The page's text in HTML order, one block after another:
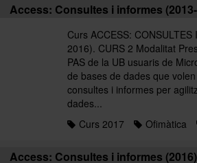
Access: Consultes i informes
Curs ACCESS:
2016). CURS 2 Modalitat
PAS de la UB usuaris de
de bases de dades que
consultes i informes per
dades...
Curs 2017
Ofimàtica
Access: Consultes i informes